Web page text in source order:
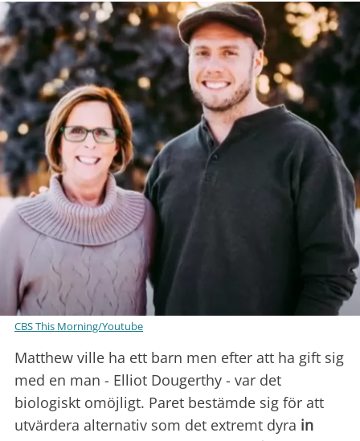
CBS This Morning/Youtube
Matthew ville ha ett barn men efter att ha gift sig
med en man - Elliot Dougerthy - var det
biologiskt omöjligt. Paret bestämde sig för att
utvärdera alternativ som det extremt dyra in